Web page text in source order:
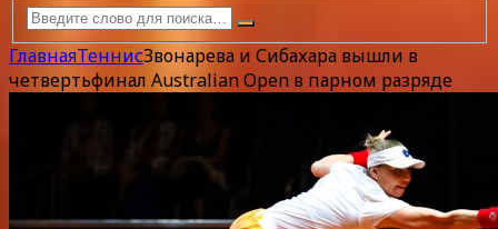
ГлавнаяТеннисЗвонарева и Сибахара вышли в
четвертьфинал Australian Open в парном разряде